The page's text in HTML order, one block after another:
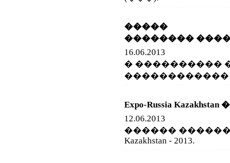
�����
��������
16.06.2013
� ����������
Expo-Russia Kazakhstan
12.06.2013
������ ��������
Kazakhstan - 2013.